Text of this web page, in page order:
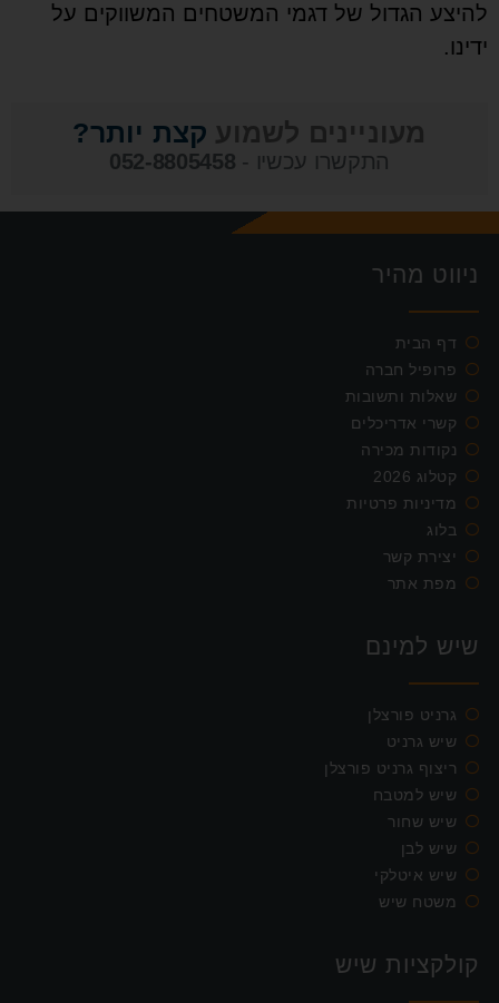
להיצע הגדול של דגמי המשטחים המשווקים על
ידינו.
מעוניינים לשמוע קצת יותר?
התקשרו עכשיו - 052-8805458
ניווט מהיר
דף הבית
פרופיל חברה
שאלות ותשובות
קשרי אדריכלים
נקודות מכירה
קטלוג 2026
מדיניות פרטיות
בלוג
יצירת קשר
מפת אתר
שיש למינם
גרניט פורצלן
שיש גרניט
ריצוף גרניט פורצלן
שיש למטבח
שיש שחור
שיש לבן
שיש איטלקי
משטח שיש
קולקציות שיש